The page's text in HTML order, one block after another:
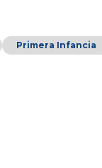
Primera Infancia